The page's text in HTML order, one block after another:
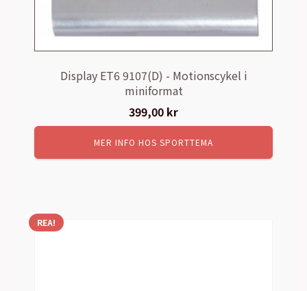
Display ET6 9107(D) - Motionscykel i
miniformat
399,00 kr
MER INFO HOS SPORTTEMA
REA!